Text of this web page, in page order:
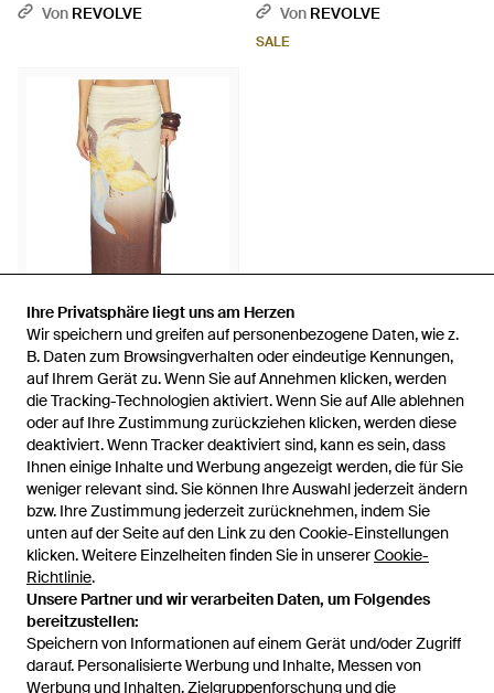
Ihre Privatsphäre liegt uns am Herzen
Wir speichern und greifen auf personenbezogene Daten, wie z.
B. Daten zum Browsingverhalten oder eindeutige Kennungen,
auf Ihrem Gerät zu. Wenn Sie auf Annehmen klicken, werden
die Tracking-Technologien aktiviert. Wenn Sie auf Alle ablehnen
oder auf Ihre Zustimmung zurückziehen klicken, werden diese
deaktiviert. Wenn Tracker deaktiviert sind, kann es sein, dass
Ihnen einige Inhalte und Werbung angezeigt werden, die für Sie
weniger relevant sind. Sie können Ihre Auswahl jederzeit ändern
bzw. Ihre Zustimmung jederzeit zurücknehmen, indem Sie
unten auf der Seite auf den Link zu den Cookie-Einstellungen
klicken. Weitere Einzelheiten finden Sie in unsererCookie-
Richtlinie.
Unsere Partner und wir verarbeiten Daten, um Folgendes
bereitzustellen:
Speichern von Informationen auf einem Gerät und/oder Zugriff
darauf. Personalisierte Werbung und Inhalte, Messen von
Werbung und Inhalten, Zielgruppenforschung und die
Ihre Privatsphäre liegt uns am Herzen
Wir speichern und greifen auf personenbezogene Daten, wie z.
B. Daten zum Browsingverhalten oder eindeutige Kennungen,
auf Ihrem Gerät zu. Wenn Sie auf Annehmen klicken, werden
die Tracking-Technologien aktiviert. Wenn Sie auf Alle ablehnen
oder auf Ihre Zustimmung zurückziehen klicken, werden diese
deaktiviert. Wenn Tracker deaktiviert sind, kann es sein, dass
Ihnen einige Inhalte und Werbung angezeigt werden, die für Sie
weniger relevant sind. Sie können Ihre Auswahl jederzeit ändern
bzw. Ihre Zustimmung jederzeit zurücknehmen, indem Sie
unten auf der Seite auf den Link zu den Cookie-Einstellungen
klicken. Weitere Einzelheiten finden Sie in unsererCookie-
Richtlinie.
Unsere Partner und wir verarbeiten Daten, um Folgendes
bereitzustellen:
Speichern von Informationen auf einem Gerät und/oder Zugriff
darauf. Personalisierte Werbung und Inhalte, Messen von
Werbung und Inhalten, Zielgruppenforschung und die
Von REVOLVE
Von REVOLVE
SALE
139 €
SOVERE
Rock Dahlia - Mehrfarbig
VonREVOLVE
AUSVERKAUFT